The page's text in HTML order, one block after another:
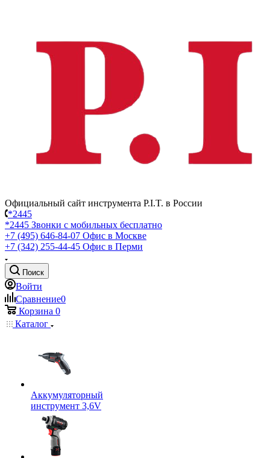
Официальный сайт инструмента P.I.T. в России
*2445
*2445 Звонки с мобильных бесплатно
+7 (495) 646-84-07 Офис в Москве
+7 (342) 255-44-45 Офис в Перми
Поиск
Войти
Сравнение0
Корзина 0
Каталог
Аккумуляторный
инструмент 3,6V